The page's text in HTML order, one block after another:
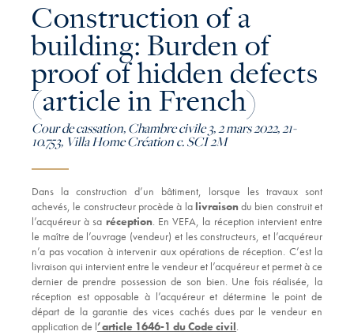
Construction of a
building: Burden of
proof of hidden defects
(article in French)
Cour de cassation, Chambre civile 3, 2 mars 2022, 21-
10.753, Villa Home Création c. SCI 2M
Dans la construction d’un bâtiment, lorsque les travaux sont
achevés, le constructeur procède à lalivraisondu bien construit et
l’acquéreur à sa réception. En VEFA, la réception intervient entre
le maître de l’ouvrage (vendeur) et les constructeurs, et l’acquéreur
n’a pas vocation à intervenir aux opérations de réception. C’est la
livraison qui intervient entre le vendeur et l’acquéreur et permet à ce
dernier de prendre possession de son bien. Une fois réalisée, la
réception est opposable à l’acquéreur et détermine le point de
départ de la garantie des vices cachés dues par le vendeur en
application de l’article 1646-1 du Code civil.